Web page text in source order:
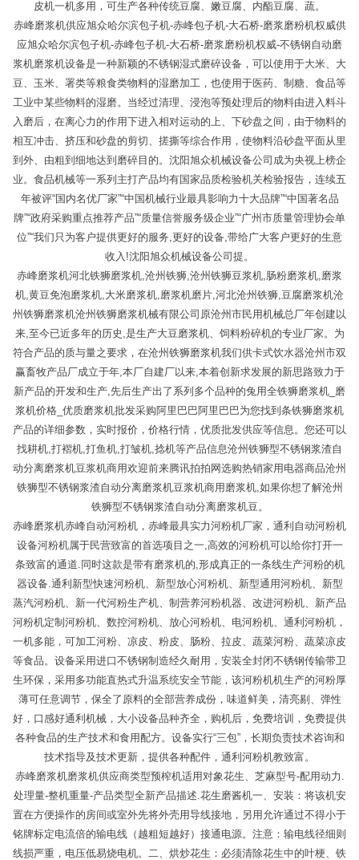
皮机一机多用，可生产各种传统豆腐、嫩豆腐、内酯豆腐、蔬。
赤峰磨浆机供应旭众哈尔滨包子机-赤峰包子机-大石桥-磨浆磨粉机权威供
应旭众哈尔滨包子机-赤峰包子机-大石桥-磨浆磨粉机权威-不锈钢自动磨
浆机磨浆机设备是一种新颖的不锈钢湿式磨碎设备，可以使用于大米、大
豆、玉米、署类等粮食类物料的湿磨加工，也使用于医药、制糖、食品等
工业中某些物料的湿磨。当经过清理、浸泡等预处理后的物料由进入料斗
入磨后，在离心力的作用下进入相对运动的上、下砂盘之间，由于物料的
相互冲击、挤压和砂盘的剪切、搓撕等综合作用，使物料沿砂盘平面从里
到外、由粗到细地达到磨碎目的。沈阳旭众机械设备公司成为央视上榜企
业。食品机械等一系列主打产品均有国家品质检验机关检验报告，连续五
年被评“国内名优厂家”“中国机械行业最具影响力十大品牌”“中国著名品
牌”“政府采购重点推荐产品”“质量信誉服务级企业”“广州市质量管理协会单
位”“我们只为客户提供更好的服务,更好的设备,带给广大客户更好的生意
收入!沈阳旭众机械设备公司提。
赤峰磨浆机河北铁狮磨浆机,沧州铁狮,沧州铁狮豆浆机,肠粉磨浆机,磨浆
机,黄豆免泡磨浆机,大米磨浆机,磨浆机磨片,河北沧州铁狮,豆腐磨浆机沧
州铁狮磨浆机沧州铁狮磨浆机械有限公司原沧州市民用机械总厂年创建以
来,至今已近多年的历史,是生产大豆磨浆机、饲料粉碎机的专业厂家。为
符合产品的质与量之要求，在沧州铁狮磨浆机我们供卡式饮水器沧州市双
赢畜牧产品厂成立于年,本厂自建厂以来,本着创新求发展的新思路致力于
新产品的开发和生产,先后生产出了系列多个品种的兔用全铁狮磨浆机_磨
浆机价格_优质磨浆机批发采购阿里巴巴阿里巴巴为您找到条铁狮磨浆机
产品的详细参数，实时报价，价格行情，优质批发供应等信息。您还可以
找耕机,打褶机,打鱼机,打皱机,捻机等产品信息沧州铁狮型不锈钢浆渣自
动分离磨浆机豆浆机商用欢迎前来腾讯拍拍网选购热销家用电器商品沧州
铁狮型不锈钢浆渣自动分离磨浆机豆浆机商用磨浆机,如果你想了解沧州
铁狮型不锈钢浆渣自动分离磨浆机豆。
赤峰磨浆机赤峰自动河粉机，赤峰最具实力河粉机厂家，通利自动河粉机
设备河粉机属于民营致富的首选项目之一,高效的河粉机可以给你打开一
条致富的通道.同时这款是带有磨浆机的,形成真正的一条线生产河粉的机
器设备.通利新型快速河粉机、新型放心河粉机、新型通用河粉机、新型
蒸汽河粉机、新一代河粉生产机、制营养河粉机器、改进河粉机、新产品
河粉机定制河粉机、数控河粉机、放心河粉机、电河粉机、通利河粉机，
一机多能，可加工河粉、凉皮、粉皮、肠粉、拉皮、蔬菜河粉、蔬菜凉皮
等食品。设备采用进口不锈钢制造经久耐用，安装全封闭不锈钢传输带卫
生环保，采用多功能直热式升温系统安全节能，该河粉机机生产的河粉厚
薄可任意调节，保全了原料的全部营养成份，味道鲜美，清亮剔、弹性
好，口感好通利机械，大小设备品种齐全，购机后，免费培训，免费提供
各种食品的生产技术和食用配方。设备实行“三包”，长期负责技术咨询和
技术指导及技术更新，提供各种配件，通利河粉机教致富。
赤峰磨浆机磨浆机供应商类型预榨机适用对象花生、芝麻型号-配用动力.
处理量-整机重量-产品类型全新产品描述.花生磨酱机一、安装：将该机安
置在方便操作的房间或室外先将外壳用导线接地，另用允许通过不得小于
铭牌标定电流倍的输电线（越粗短越好）接通电源。注意：输电线径细则
线损严重，电压低易烧电机。二、烘炒花生：必须清除花生中的叶梗、铁